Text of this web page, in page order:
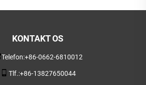
KONTAKT OS
Telefon:+86-0662-6810012
Tlf.:+86-13827650044